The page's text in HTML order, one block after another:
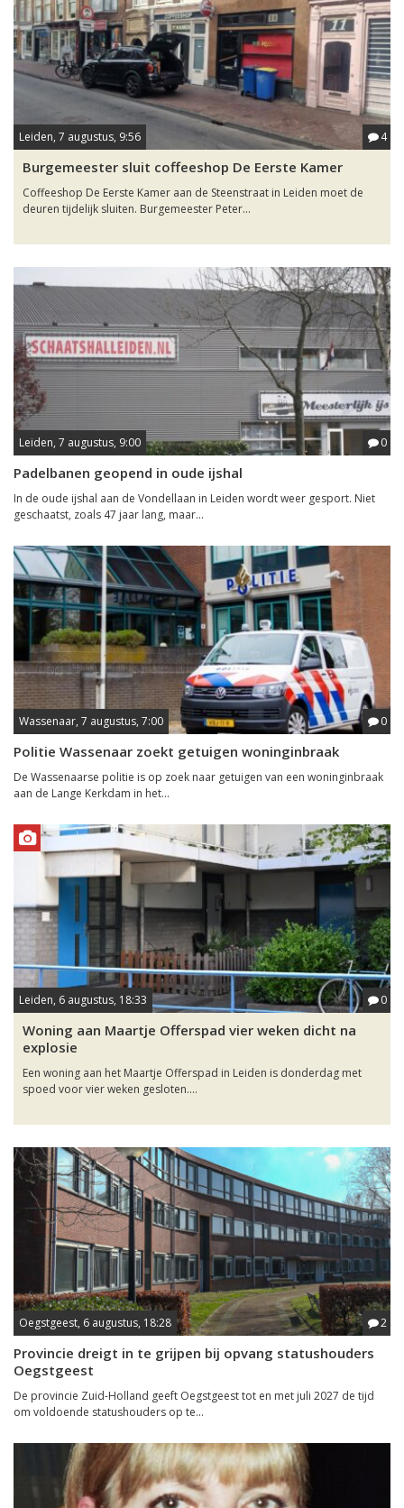
Leiden, 7 augustus, 9:56 4
Burgemeester sluit coffeeshop De Eerste Kamer
Coffeeshop De Eerste Kamer aan de Steenstraat in Leiden moet de
deuren tijdelijk sluiten. Burgemeester Peter...
Leiden, 7 augustus, 9:00 0
Padelbanen geopend in oude ijshal
In de oude ijshal aan de Vondellaan in Leiden wordt weer gesport. Niet
geschaatst, zoals 47 jaar lang, maar...
Wassenaar, 7 augustus, 7:00 0
Politie Wassenaar zoekt getuigen woninginbraak
De Wassenaarse politie is op zoek naar getuigen van een woninginbraak
aan de Lange Kerkdam in het...
Leiden, 6 augustus, 18:33 0
Woning aan Maartje Offerspad vier weken dicht na
explosie
Een woning aan het Maartje Offerspad in Leiden is donderdag met
spoed voor vier weken gesloten....
Oegstgeest, 6 augustus, 18:28 2
Provincie dreigt in te grijpen bij opvang statushouders
Oegstgeest
De provincie Zuid-Holland geeft Oegstgeest tot en met juli 2027 de tijd
om voldoende statushouders op te...